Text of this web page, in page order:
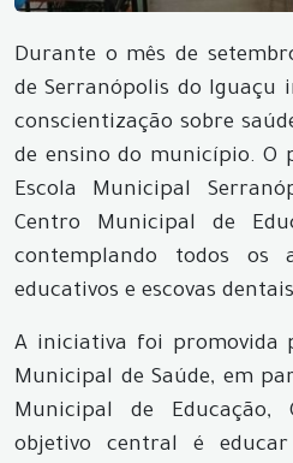
Durante o mês de
de Serranópolis do Iguaçu
conscientização sobre
de ensino do município. O
Escola Municipal
Centro Municipal de
contemplando todos os
educativos e escovas
A iniciativa foi promovida
Municipal de Saúde, em
Municipal de
objetivo central é